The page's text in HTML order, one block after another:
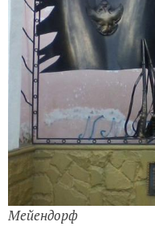
Мейендорф